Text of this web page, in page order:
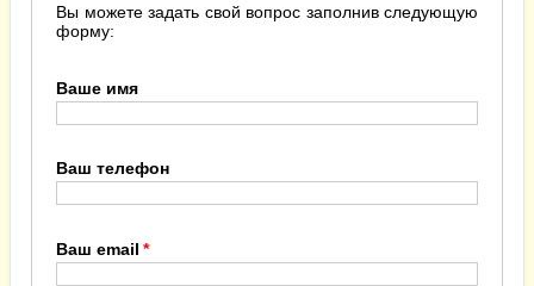
Вы можете задать свой вопрос заполнив следующую
форму:
Ваше имя
Ваш телефон
Ваш email